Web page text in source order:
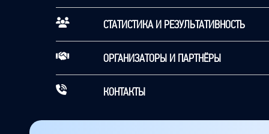
СТАТИСТИКА И РЕЗУЛЬТАТИВНОСТЬ
ОРГАНИЗАТОРЫ И ПАРТНЁРЫ
КОНТАКТЫ